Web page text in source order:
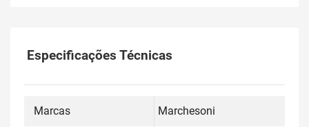
Especificações Técnicas
Marcas Marchesoni